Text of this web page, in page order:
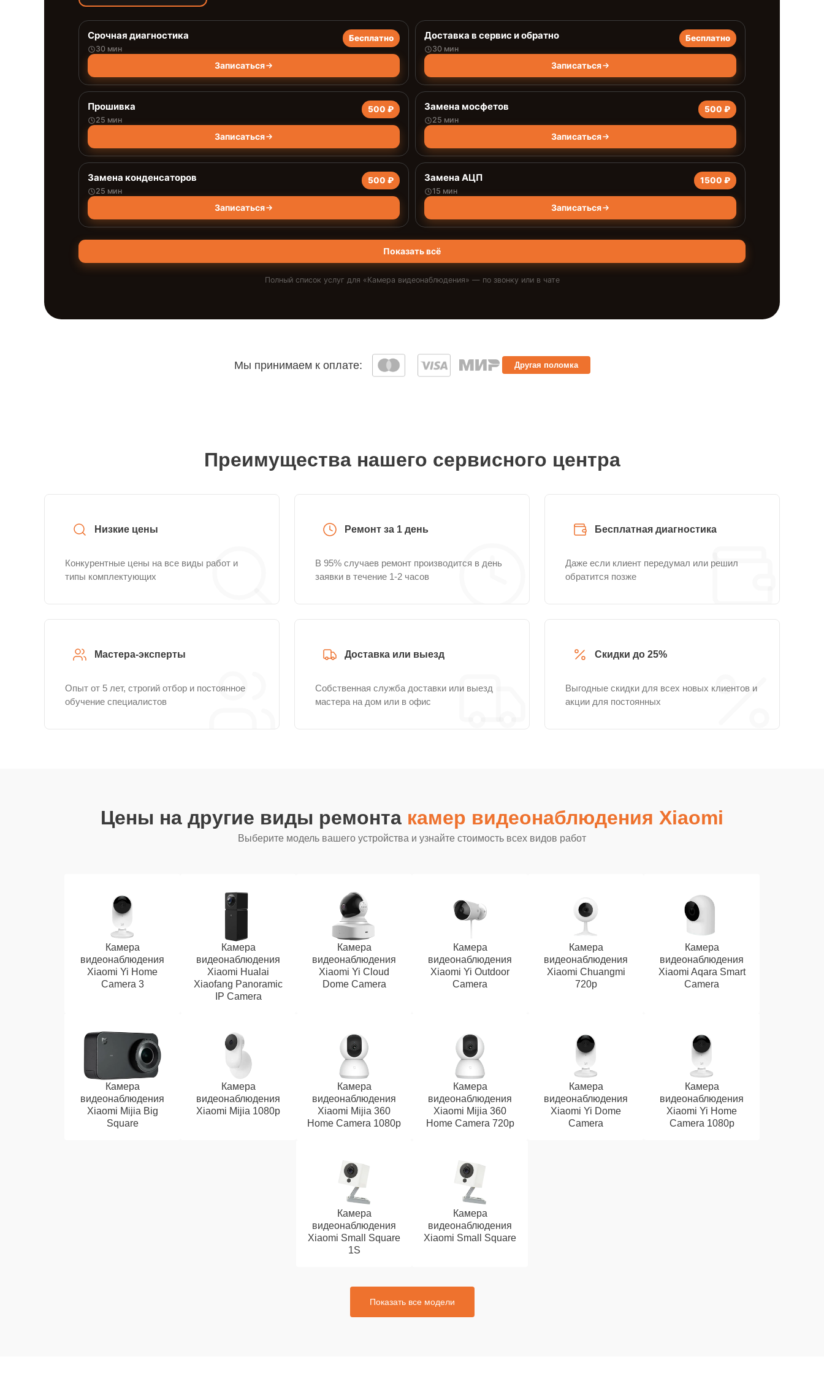
Срочная диагностика
30 мин
Бесплатно
Записаться
Доставка в сервис и обратно
30 мин
Бесплатно
Записаться
Прошивка
25 мин
500 ₽
Записаться
Замена мосфетов
25 мин
500 ₽
Записаться
Замена конденсаторов
25 мин
500 ₽
Записаться
Замена АЦП
15 мин
1500 ₽
Записаться
Показать всё
Полный список услуг для «Камера видеонаблюдения» — по звонку или в чате
Мы принимаем к оплате: Другая поломка
Преимущества нашего сервисного центра
Низкие цены
Конкурентные цены на все виды работ и
типы комплектующих
Ремонт за 1 день
В 95% случаев ремонт производится в день
заявки в течение 1-2 часов
Бесплатная диагностика
Даже если клиент передумал или решил
обратится позже
Мастера-эксперты
Опыт от 5 лет, строгий отбор и постоянное
обучение специалистов
Доставка или выезд
Собственная служба доставки или выезд
мастера на дом или в офис
Скидки до 25%
Выгодные скидки для всех новых клиентов и
акции для постоянных
Цены на другие виды ремонта камер видеонаблюдения Xiaomi
Выберите модель вашего устройства и узнайте стоимость всех видов работ
Камера
видеонаблюдения
Xiaomi Yi Home
Camera 3
Камера
видеонаблюдения
Xiaomi Hualai
Xiaofang Panoramic
IP Camera
Камера
видеонаблюдения
Xiaomi Yi Cloud
Dome Camera
Камера
видеонаблюдения
Xiaomi Yi Outdoor
Camera
Камера
видеонаблюдения
Xiaomi Chuangmi
720p
Камера
видеонаблюдения
Xiaomi Aqara Smart
Camera
Камера
видеонаблюдения
Xiaomi Mijia Big
Square
Камера
видеонаблюдения
Xiaomi Mijia 1080p
Камера
видеонаблюдения
Xiaomi Mijia 360
Home Camera 1080p
Камера
видеонаблюдения
Xiaomi Mijia 360
Home Camera 720p
Камера
видеонаблюдения
Xiaomi Yi Dome
Camera
Камера
видеонаблюдения
Xiaomi Yi Home
Camera 1080p
Камера
видеонаблюдения
Xiaomi Small Square
1S
Камера
видеонаблюдения
Xiaomi Small Square
Показать все модели